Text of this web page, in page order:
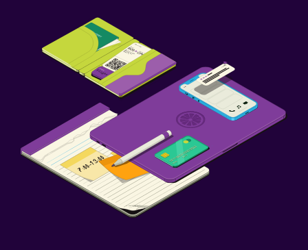
Estacionamiento y transporte
Estacionamiento
Estacionamiento privado
Carga de vehículos eléctricos
Lavandería
Lavandería
Servicio de planchado
Plancha para pantalones